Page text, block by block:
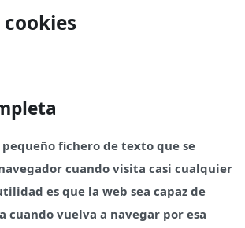
pequeño fichero de texto que se
cuando visita casi cualquier
es que la web sea capaz de
cuando vuelva a navegar por esa